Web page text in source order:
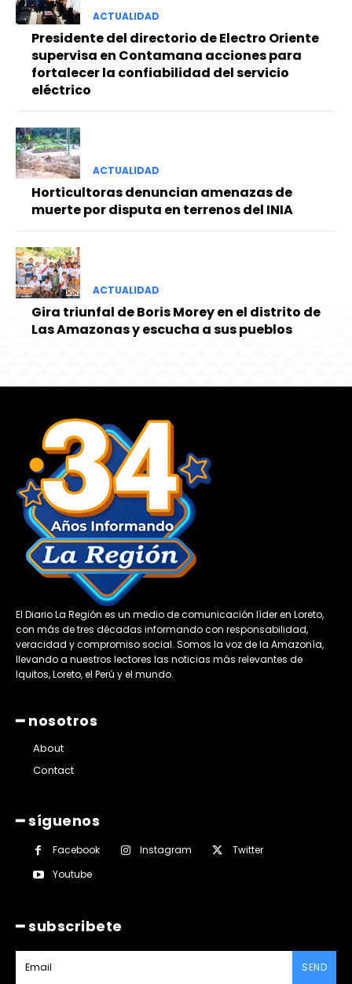
ACTUALIDAD
Presidente del directorio de Electro Oriente
supervisa en Contamana acciones para
fortalecer la confiabilidad del servicio
eléctrico
ACTUALIDAD
Horticultoras denuncian amenazas de
muerte por disputa en terrenos del INIA
ACTUALIDAD
Gira triunfal de Boris Morey en el distrito de
Las Amazonas y escucha a sus pueblos
El Diario La Región es un medio de comunicación líder en Loreto,
con más de tres décadas informando con responsabilidad,
veracidad y compromiso social. Somos la voz de la Amazonía,
llevando a nuestros lectores las noticias más relevantes de
Iquitos, Loreto, el Perú y el mundo.
━ nosotros
About
Contact
━ síguenos
Facebook Instagram
Twitter
Youtube
━ subscribete
SEND